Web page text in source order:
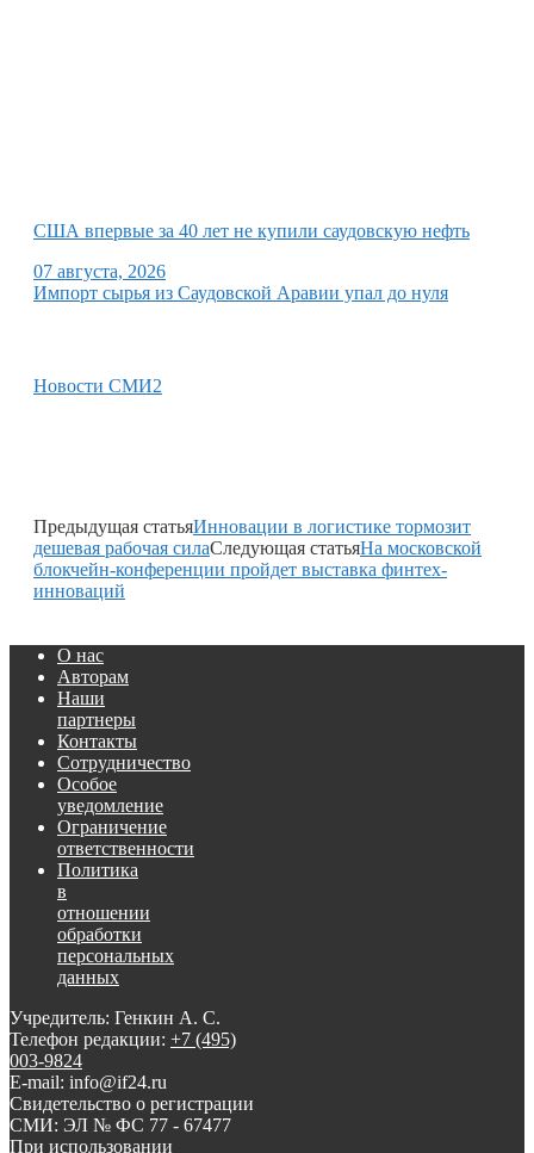
США впервые за 40 лет не купили саудовскую нефть
07 августа, 2026
Импорт сырья из Саудовской Аравии упал до нуля
Новости СМИ2
Предыдущая статьяИнновации в логистике тормозит
дешевая рабочая силаСледующая статьяНа московской
блокчейн-конференции пройдет выставка финтех-
инноваций
О нас
Авторам
Наши
партнеры
Контакты
Сотрудничество
Особое
уведомление
Ограничение
ответственности
Политика
в
отношении
обработки
персональных
данных
Учредитель: Генкин А. С.
Телефон редакции: +7 (495)
003-9824
E-mail: info@if24.ru
Свидетельство о регистрации
СМИ: ЭЛ № ФС 77 - 67477
При использовании